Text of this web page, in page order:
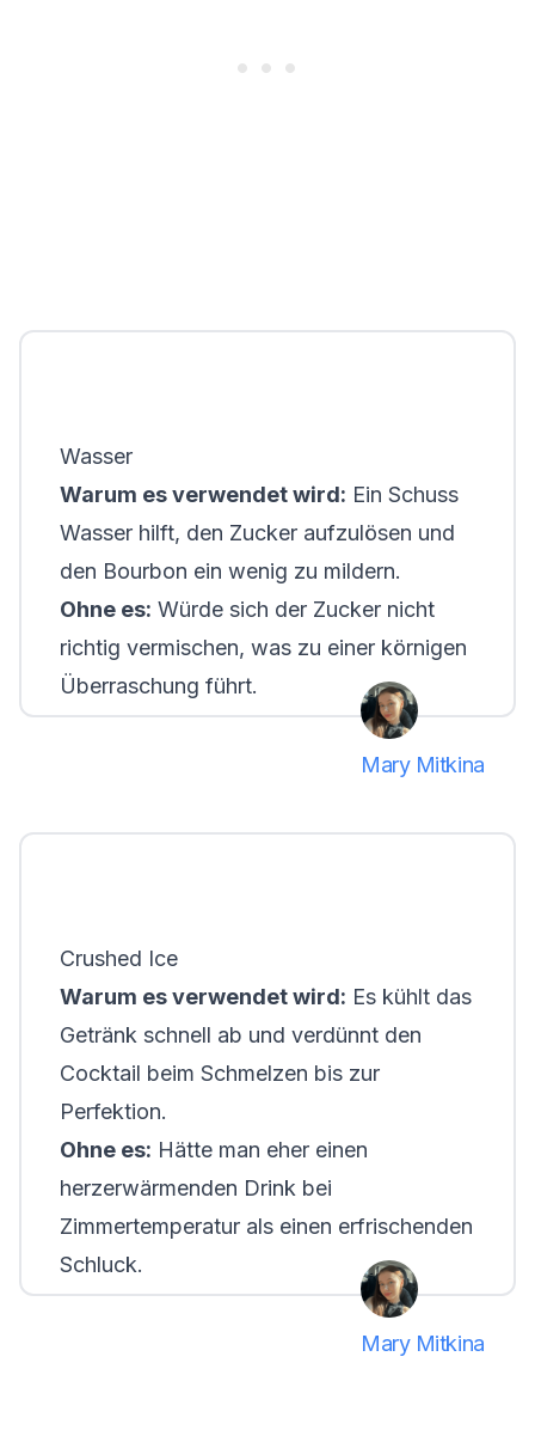
Wasser
Warum es verwendet wird: Ein Schuss
Wasser hilft, den Zucker aufzulösen und
den Bourbon ein wenig zu mildern.
Ohne es: Würde sich der Zucker nicht
richtig vermischen, was zu einer körnigen
Überraschung führt.
Mary Mitkina
Crushed Ice
Warum es verwendet wird: Es kühlt das
Getränk schnell ab und verdünnt den
Cocktail beim Schmelzen bis zur
Perfektion.
Ohne es: Hätte man eher einen
herzerwärmenden Drink bei
Zimmertemperatur als einen erfrischenden
Schluck.
Mary Mitkina